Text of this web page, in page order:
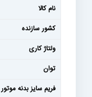
نام کالا
کشور سازنده
ولتاژ کاری
توان
فریم سایز بدنه موتور